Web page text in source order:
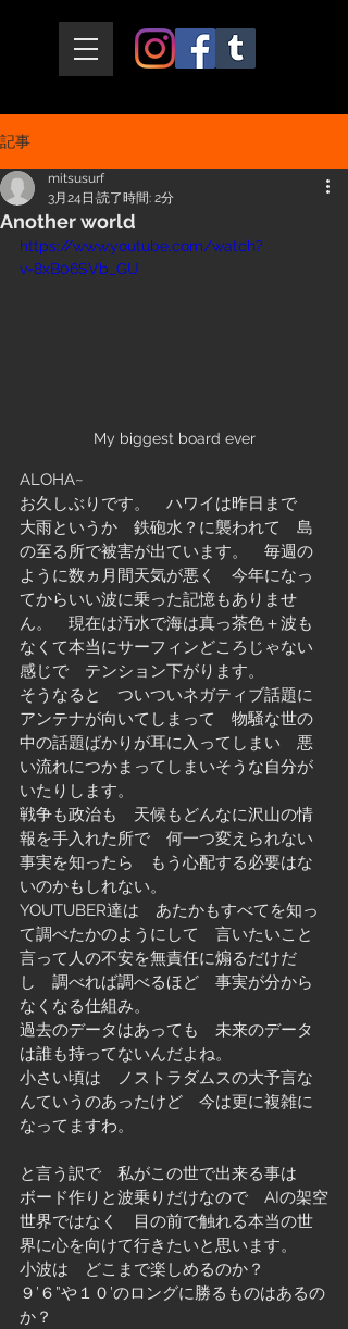
記事
Another world
mitsusurf
3月24日 読了時間: 2分
https://www.youtube.com/watch?
v=8xB06SVb_GU
My biggest board ever
ALOHA~
お久しぶりです。　ハワイは昨日まで
大雨というか　鉄砲水？に襲われて　島
の至る所で被害が出ています。　毎週の
ように数ヵ月間天気が悪く　今年になっ
てからいい波に乗った記憶もありませ
ん。　現在は汚水で海は真っ茶色＋波も
なくて本当にサーフィンどころじゃない
感じで　テンション下がります。
そうなると　ついついネガティブ話題に
アンテナが向いてしまって　物騒な世の
中の話題ばかりが耳に入ってしまい　悪
い流れにつかまってしまいそうな自分が
いたりします。
戦争も政治も　天候もどんなに沢山の情
報を手入れた所で　何一つ変えられない
事実を知ったら　もう心配する必要はな
いのかもしれない。
YOUTUBER達は　あたかもすべてを知っ
て調べたかのようにして　言いたいこと
言って人の不安を無責任に煽るだけだ
し　調べれば調べるほど　事実が分から
なくなる仕組み。
過去のデータはあっても　未来のデータ
は誰も持ってないんだよね。
小さい頃は　ノストラダムスの大予言な
んていうのあったけど　今は更に複雑に
なってますわ。
と言う訳で　私がこの世で出来る事は
ボード作りと波乗りだけなので　AIの架空
世界ではなく　目の前で触れる本当の世
界に心を向けて行きたいと思います。
小波は　どこまで楽しめるのか？
９’６”や１０’のロングに勝るものはあるの
か？